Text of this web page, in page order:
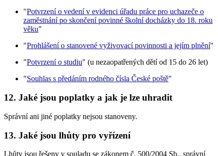
"Potvrzení o vedení v evidenci úřadu práce pro uchazeče o
zaměstnání po skončení povinné školní docházky do 18. roku
věku"
"Prohlášení o stanovené vyživovací povinnosti a jejím plnění"
"Potvrzení o studiu" (u nezaopatřených dětí od 15 do 26 let)
"Souhlas s předáním rodného čísla České poště"
12. Jaké jsou poplatky a jak je lze uhradit
Správní ani jiné poplatky nejsou stanoveny.
13. Jaké jsou lhůty pro vyřízení
Lhůty jsou řešeny v souladu se zákonem č. 500/2004 Sb., správní